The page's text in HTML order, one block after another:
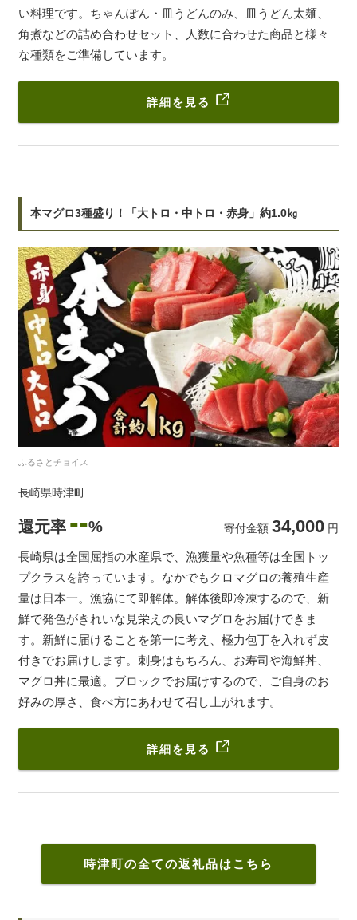
い料理です。ちゃんぽん・皿うどんのみ、皿うどん太麺、
角煮などの詰め合わせセット、人数に合わせた商品と様々
な種類をご準備しています。
詳細を見る
本マグロ3種盛り！「大トロ・中トロ・赤身」約1.0㎏
ふるさとチョイス
長崎県時津町
還元率 --% 寄付金額 34,000 円
長崎県は全国屈指の水産県で、漁獲量や魚種等は全国トッ
プクラスを誇っています。なかでもクロマグロの養殖生産
量は日本一。漁協にて即解体。解体後即冷凍するので、新
鮮で発色がきれいな見栄えの良いマグロをお届けできま
す。新鮮に届けることを第一に考え、極力包丁を入れず皮
付きでお届けします。刺身はもちろん、お寿司や海鮮丼、
マグロ丼に最適。ブロックでお届けするので、ご自身のお
好みの厚さ、食べ方にあわせて召し上がれます。
詳細を見る
時津町の全ての返礼品はこちら